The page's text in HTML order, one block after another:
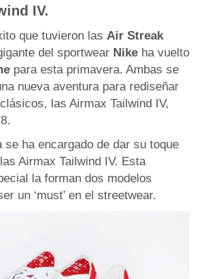
IV.
que tuvieron las Air Streak
del sportwear Nike ha vuelto
para esta primavera. Ambas se
nueva aventura para rediseñar
las Airmax Tailwind IV,
se ha encargado de dar su toque
Airmax Tailwind IV. Esta
la forman dos modelos
un ‘must’ en el streetwear.